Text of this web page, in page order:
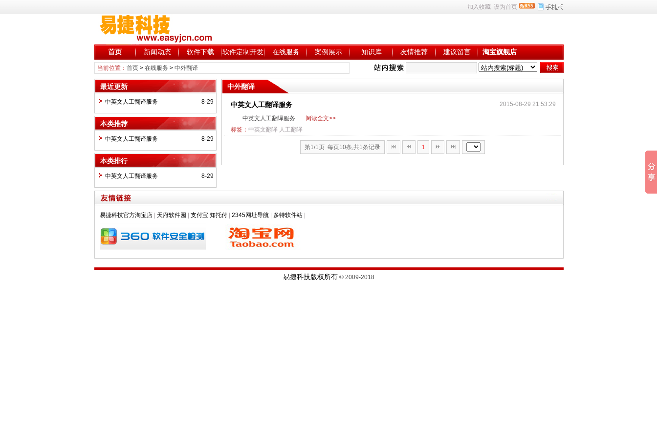
加入收藏 设为首页
首页 新闻动态 软件下载 软件定制开发 在线服务 案例展示 知识库 友情推荐 建议留言 淘宝旗舰店
当前位置： 首页> 在线服务 > 中外翻译
中外翻译
2015-08-29 21:53:29
中英文人工翻译服务
中英文人工翻译服务...... 阅读全文>>
标签： 中英文翻译 人工翻译
第1/1页 每页10条,共1条记录 1
最近更新
8-29
中英文人工翻译服务
本类推荐
8-29
中英文人工翻译服务
本类排行
8-29
中英文人工翻译服务
易捷科技官方淘宝店 天府软件园 支付宝 知托付 2345网址导航 多特软件站
易捷科技版权所有 © 2009-2018